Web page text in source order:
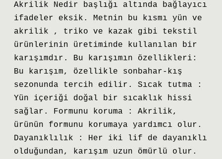
Akrilik Nedir başlığı altında bağlayıcı
ifadeler eksik. Metnin bu kısmı yün ve
akrilik , triko ve kazak gibi tekstil
ürünlerinin üretiminde kullanılan bir
karışımdır. Bu karışımın özellikleri:
Bu karışım, özellikle sonbahar-kış
sezonunda tercih edilir. Sıcak tutma :
Yün içeriği doğal bir sıcaklık hissi
sağlar. Formunu koruma : Akrilik,
ürünün formunu korumaya yardımcı olur.
Dayanıklılık : Her iki lif de dayanıklı
olduğundan, karışım uzun ömürlü olur.